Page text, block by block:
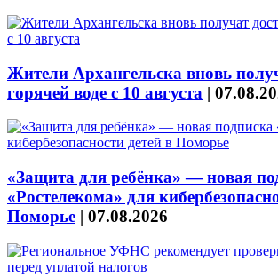
Жители Архангельска вновь
горячей воде с 10 августа |
«Защита для ребёнка» — новая
«Ростелекома» для
Поморье | 07.08.2026